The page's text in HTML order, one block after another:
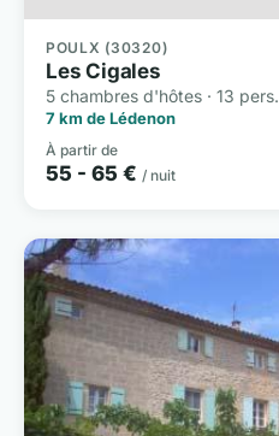
POULX (30320)
Les Cigales
5 chambres d'hôtes · 13 pers.
7 km de Lédenon
À partir de
55 - 65 € / nuit